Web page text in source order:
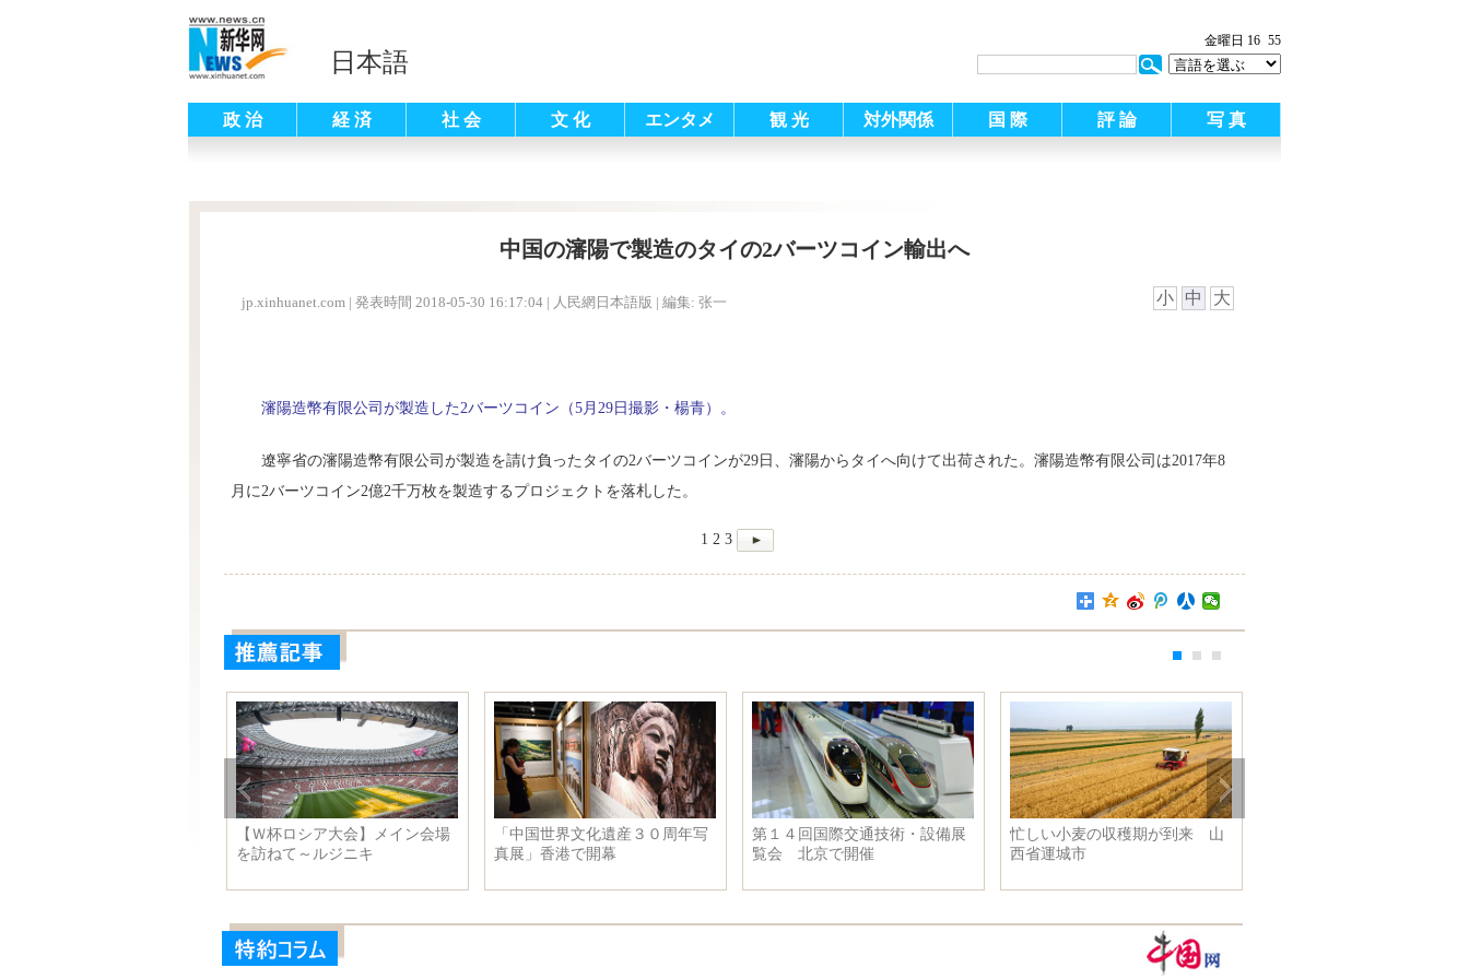
日本語
金曜日 16 55
政 治 経 済 社 会 文 化 エンタメ 観 光 対外関係 国 際 評 論 写 真
中国の瀋陽で製造のタイの2バーツコイン輸出へ
jp.xinhuanet.com | 発表時間 2018-05-30 16:17:04 | 人民網日本語版 | 編集: 张一 小 中 大
瀋陽造幣有限公司が製造した2バーツコイン（5月29日撮影・楊青）。
遼寧省の瀋陽造幣有限公司が製造を請け負ったタイの2バーツコインが29日、瀋陽からタイへ向けて出荷された。瀋陽造幣有限公司は2017年8
月に2バーツコイン2億2千万枚を製造するプロジェクトを落札した。
1 2 3
【Ｗ杯ロシア大会】メイン会場
を訪ねて～ルジニキ
「中国世界文化遺産３０周年写
真展」香港で開幕
第１４回国際交通技術・設備展
覧会 北京で開催
忙しい小麦の収穫期が到来 山
西省運城市